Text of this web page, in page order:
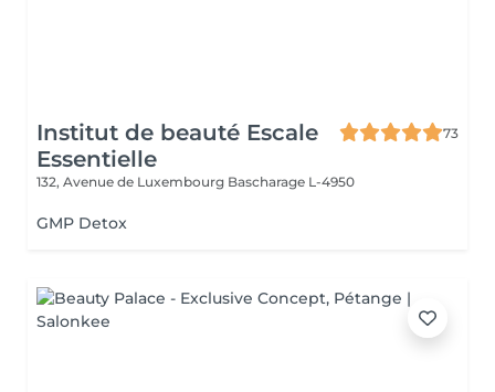
Institut de beauté Escale
Essentielle
73
132, Avenue de Luxembourg Bascharage L-4950
GMP Detox